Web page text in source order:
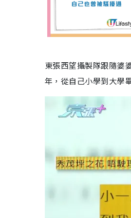
東張西望攝製隊跟隨婆
年，從自己小學到大學